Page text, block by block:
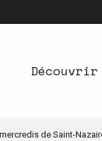
Découvrir
de Saint-